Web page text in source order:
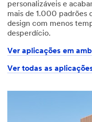
personalizáveis e
mais de 1.000 padrões
design com menos
desperdício.
Ver aplicações em
Ver todas as